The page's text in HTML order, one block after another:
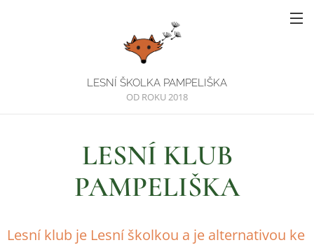
LESNÍ ŠKOLKA PAMPELIŠKA
OD ROKU 2018
LESNÍ KLUB
PAMPELIŠKA
Lesní klub je Lesní školkou a je alternativou ke